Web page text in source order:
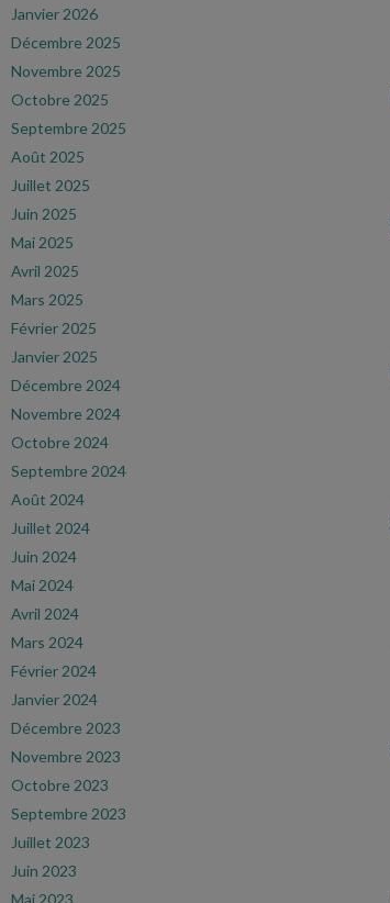
Janvier 2026
Décembre 2025
Novembre 2025
Octobre 2025
Septembre 2025
Août 2025
Juillet 2025
Juin 2025
Mai 2025
Avril 2025
Mars 2025
Février 2025
Janvier 2025
Décembre 2024
Novembre 2024
Octobre 2024
Septembre 2024
Août 2024
Juillet 2024
Juin 2024
Mai 2024
Avril 2024
Mars 2024
Février 2024
Janvier 2024
Décembre 2023
Novembre 2023
Octobre 2023
Septembre 2023
Juillet 2023
Juin 2023
Mai 2023